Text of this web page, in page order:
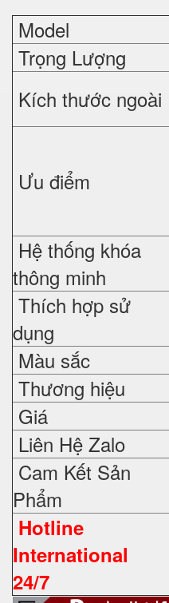
Model
Trọng Lượng
Kích thước ngoài
Ưu điểm
Hệ thống khóa
thông minh
Thích hợp sử
dụng
Màu sắc
Thương hiệu
Giá
Liên Hệ Zalo
Cam Kết Sản
Phẩm
Hotline
International
24/7